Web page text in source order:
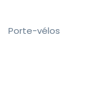
Porte-vélos